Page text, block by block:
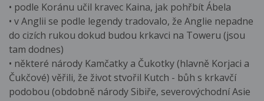
• podle Koránu učil kravec Kaina, jak pohřbít Ábela
• v Anglii se podle legendy tradovalo, že Anglie nepadne
do cizích rukou dokud budou krkavci na Toweru (jsou
tam dodnes)
• některé národy Kamčatky a Čukotky (hlavně Korjaci a
Čukčové) věřili, že život stvořil Kutch - bůh s krkavčí
podobou (obdobně národy Sibiře, severovýchodní Asie